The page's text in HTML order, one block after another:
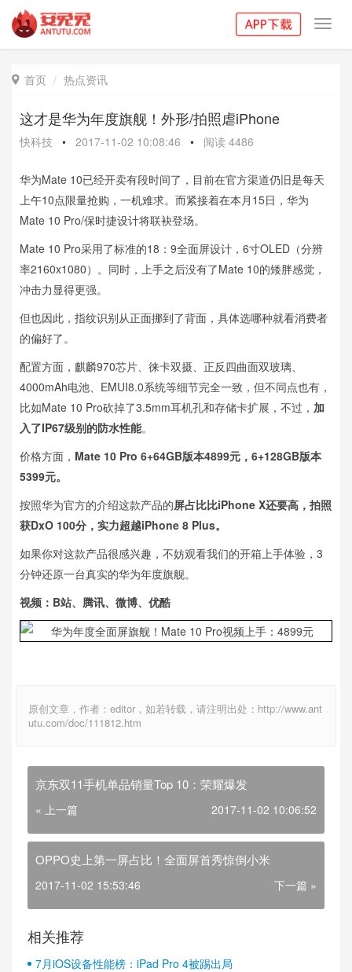
 首页 热点资讯
这才是华为年度旗舰！外形/拍照虐iPhone
快科技 • 2017-11-02 10:08:46 • 阅读 4486
华为Mate 10已经开卖有段时间了，目前在官方渠道仍旧是每天
上午10点限量抢购，一机难求。而紧接着在本月15日，华为
Mate 10 Pro/保时捷设计将联袂登场。
Mate 10 Pro采用了标准的18：9全面屏设计，6寸OLED（分辨
率2160x1080）。同时，上手之后没有了Mate 10的矮胖感觉，
冲击力显得更强。
但也因此，指纹识别从正面挪到了背面，具体选哪种就看消费者
的偏好了。
配置方面，麒麟970芯片、徕卡双摄、正反四曲面双玻璃、
4000mAh电池、EMUI8.0系统等细节完全一致，但不同点也有，
比如Mate 10 Pro砍掉了3.5mm耳机孔和存储卡扩展，不过， 加
入了IP67级别的防水性能。
价格方面， Mate 10 Pro 6+64GB版本4899元，6+128GB版本
5399元。
按照华为官方的介绍这款产品的屏占比比iPhone X还要高，拍照
获DxO 100分，实力超越iPhone 8 Plus。
如果你对这款产品很感兴趣，不妨观看我们的开箱上手体验，3
分钟还原一台真实的华为年度旗舰。
视频：B站、腾讯、微博、优酷
原创文章，作者：editor，如若转载，请注明出处：http://www.ant
utu.com/doc/111812.htm
京东双11手机单品销量Top 10：荣耀爆发
« 上一篇 2017-11-02 10:06:52
OPPO史上第一屏占比！全面屏首秀惊倒小米
2017-11-02 15:53:46 下一篇 »
相关推荐
7月iOS设备性能榜：iPad Pro 4被踢出局